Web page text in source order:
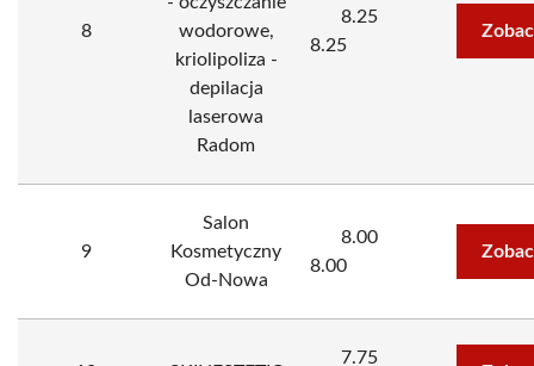
8
wodorowe,
kriolipoliza -
depilacja
laserowa
Radom
8.25
8.25
9
Salon
Kosmetyczny
Od-Nowa
8.00
8.00
7.75